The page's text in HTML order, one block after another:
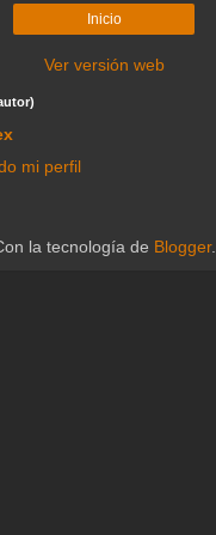
Inicio
Ver versión web
mi perfil
la tecnología de Blogger.